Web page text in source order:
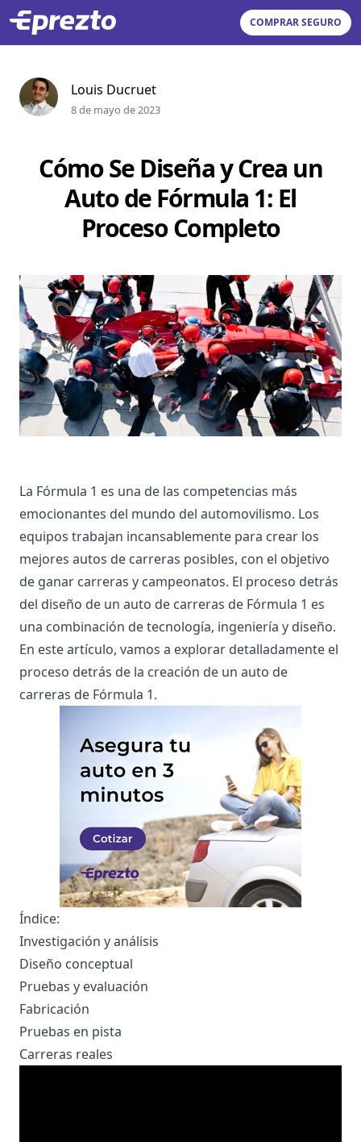
COMPRAR SEGURO
Louis Ducruet
8 de mayo de 2023
Cómo Se Diseña y Crea un
Auto de Fórmula 1: El
Proceso Completo
La Fórmula 1 es una de las competencias más
emocionantes del mundo del automovilismo. Los
equipos trabajan incansablemente para crear los
mejores autos de carreras posibles, con el objetivo
de ganar carreras y campeonatos. El proceso detrás
del diseño de un auto de carreras de Fórmula 1 es
una combinación de tecnología, ingeniería y diseño.
En este artículo, vamos a explorar detalladamente el
proceso detrás de la creación de un auto de
carreras de Fórmula 1.
Índice:
Investigación y análisis
Diseño conceptual
Pruebas y evaluación
Fabricación
Pruebas en pista
Carreras reales